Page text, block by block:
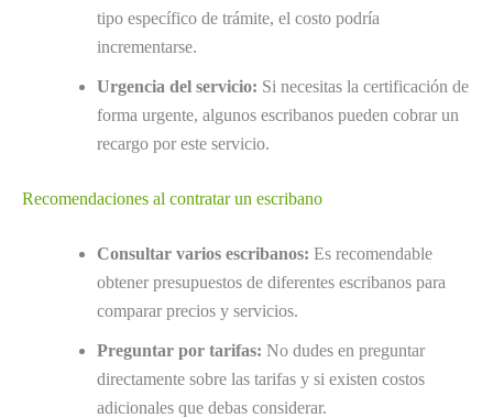
tipo específico de trámite, el costo podría
incrementarse.
Urgencia del servicio: Si necesitas la certificación de
forma urgente, algunos escribanos pueden cobrar un
recargo por este servicio.
Recomendaciones al contratar un escribano
Consultar varios escribanos: Es recomendable
obtener presupuestos de diferentes escribanos para
comparar precios y servicios.
Preguntar por tarifas: No dudes en preguntar
directamente sobre las tarifas y si existen costos
adicionales que debas considerar.